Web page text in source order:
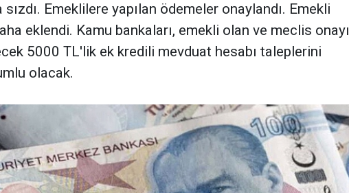
Emeklilere yapılan ödemeler onaylandı. Emekli
eklendi. Kamu bankaları, emekli olan ve meclis onayı
5000 TL'lik ek kredili mevduat hesabı taleplerini
olacak.